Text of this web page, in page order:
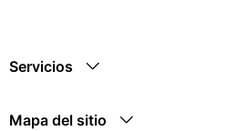
Servicios
Mapa del sitio